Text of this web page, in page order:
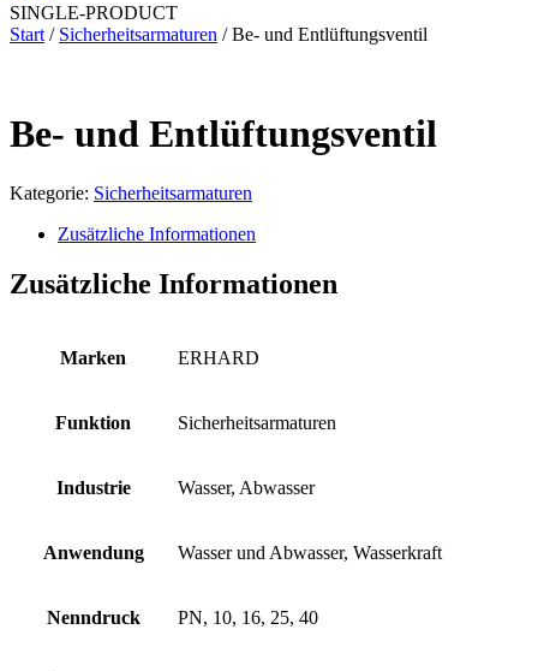
SINGLE-PRODUCT
Start / Sicherheitsarmaturen / Be- und Entlüftungsventil
Be- und Entlüftungsventil
Kategorie: Sicherheitsarmaturen
Zusätzliche Informationen
Zusätzliche Informationen
Marken ERHARD
Funktion Sicherheitsarmaturen
Industrie Wasser, Abwasser
Anwendung Wasser und Abwasser, Wasserkraft
Nenndruck PN, 10, 16, 25, 40